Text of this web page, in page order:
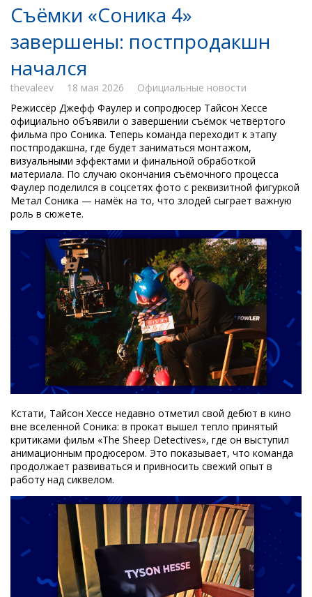
Съёмки «Соника 4»
завершены: постпродакшн
начался
thevaleev 18 мая 2026
Официальные новости
Режиссёр Джефф Фаулер и сопродюсер Тайсон Хессе
официально объявили о завершении съёмок четвёртого
фильма про Соника. Теперь команда переходит к этапу
постпродакшна, где будет заниматься монтажом,
визуальными эффектами и финальной обработкой
материала. По случаю окончания съёмочного процесса
Фаулер поделился в соцсетях фото с реквизитной фигуркой
Метал Соника — намёк на то, что злодей сыграет важную
роль в сюжете.
Кстати, Тайсон Хессе недавно отметил свой дебют в кино
вне вселенной Соника: в прокат вышел тепло принятый
критиками фильм «The Sheep Detectives», где он выступил
анимационным продюсером. Это показывает, что команда
продолжает развиваться и привносить свежий опыт в
работу над сиквелом.